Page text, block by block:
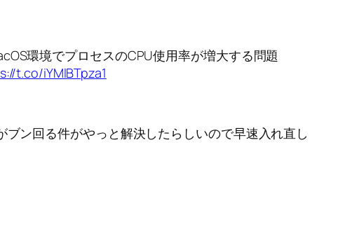
環境でプロセスのCPU使用率が増大する問題
t.co/iYMlBTpza1
ン回る件がやっと解決したらしいので早速入れ直し